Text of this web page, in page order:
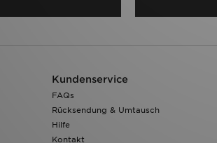
Kundenservice
FAQs
Rücksendung & Umtausch
Hilfe
Kontakt